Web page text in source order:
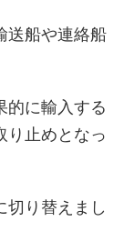
送船や連絡船
的に輸入する
り止めとなっ
切り替えまし